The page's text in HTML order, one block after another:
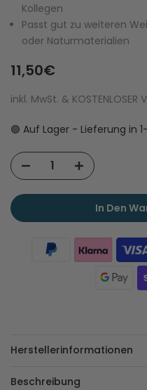
Kollegen
Passt gut zu weiteren
oder Naturmaterialien
11,50€
inkl. MwSt. &
🟢 Auf Lager - Lieferung in
In Den
Herstellerinformationen
Beschreibung